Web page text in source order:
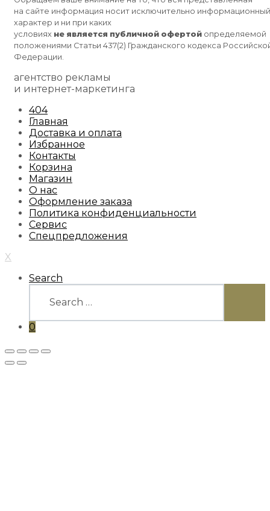
на сайте информация носит исключительно информационный
характер и ни при каких
условиях не является публичной офертой определяемой
положениями Статьи 437(2) Гражданского кодекса
Федерации.
агентство рекламы
и интернет-маркетинга
404
Главная
Доставка и оплата
Избранное
Контакты
Корзина
Магазин
О нас
Оформление заказа
Политика конфиденциальности
Сервис
Спецпредложения
X
Search
Search
0